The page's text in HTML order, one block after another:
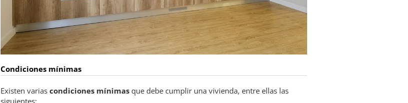
Condiciones mínimas
Existen varias condiciones mínimasque debe cumplir una vivienda, entre ellas las